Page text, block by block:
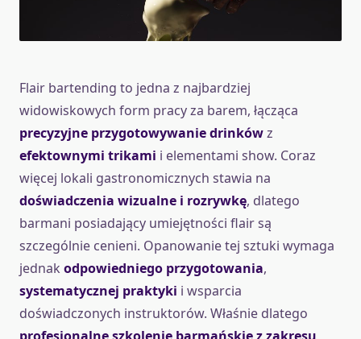
Flair bartending to jedna z najbardziej
widowiskowych form pracy za barem, łącząca
precyzyjne przygotowywanie drinkówz
efektownymi trikami i elementami show. Coraz
więcej lokali gastronomicznych stawia na
doświadczenia wizualne i rozrywkę, dlatego
barmani posiadający umiejętności flair są
szczególnie cenieni. Opanowanie tej sztuki wymaga
jednak odpowiedniego przygotowania,
systematycznej praktyki i wsparcia
doświadczonych instruktorów. Właśnie dlatego